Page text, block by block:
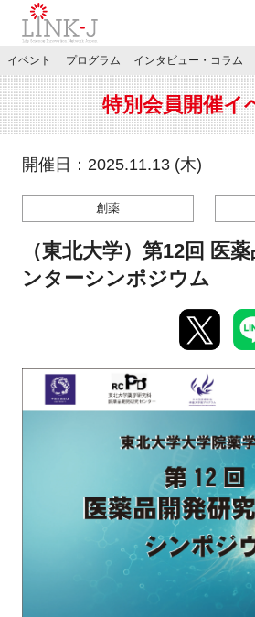
JP／EN
特別会員専用メニュー
施設ご予約
マイページ
インタビュー・コラム
イベント プログラム インタビュー・コラム
特別会員開催イ
開催日：2025.11.13 (木)
創薬
（東北大学）第12回 医
ンターシンポジウム